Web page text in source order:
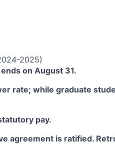
2025)
on August 31.
rate; while graduate
pay.
agreement is ratified.